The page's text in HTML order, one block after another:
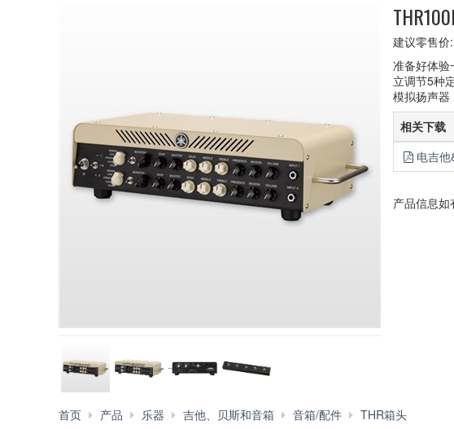
建议零售
准备好体验
立调节5种
模拟扬声器
相关下载
电吉
产品信息如
首页 产品 乐器 吉他、贝斯和音箱 音箱/配件 THR箱头